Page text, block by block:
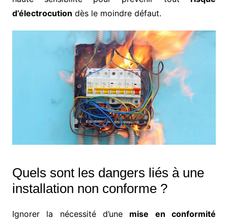
d’électrocution dès le moindre défaut.
Quels sont les dangers liés à une
installation non conforme ?
Ignorer la nécessité d’une mise en conformité